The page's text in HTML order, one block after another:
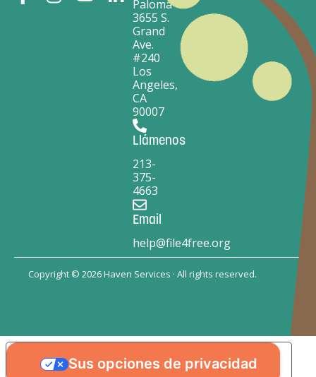
Paloma
3655 S.
Grand
Ave.
#240
Los
Angeles,
CA
90007
Llámenos
213-
375-
4663
Email
help@file4free.org
Copyright © 2026 Haven Services · All rights reserved.
Sus opciones de privacidad